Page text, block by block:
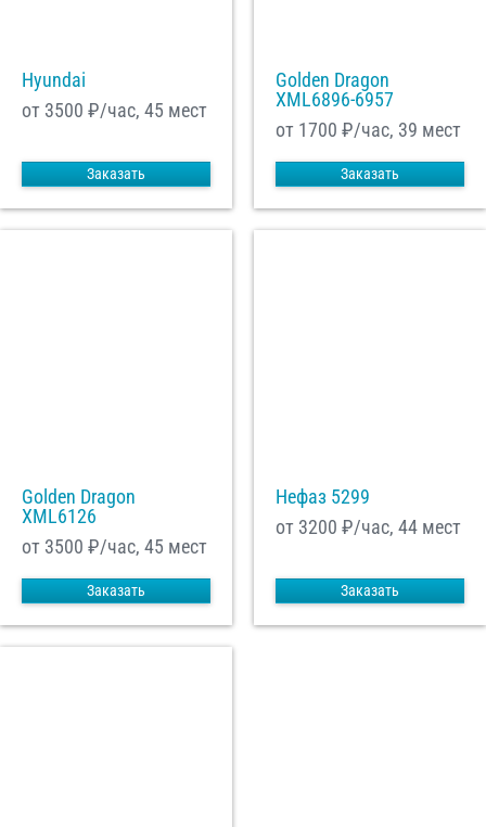
Hyundai
от 3500 ₽/час, 45 мест
Заказать
Golden Dragon
XML6896-6957
от 1700 ₽/час, 39 мест
Заказать
Golden Dragon
XML6126
от 3500 ₽/час, 45 мест
Заказать
Нефаз 5299
от 3200 ₽/час, 44 мест
Заказать